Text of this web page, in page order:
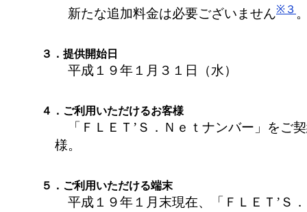
新たな追加料金は必要ございません※３
３．提供開始日
平成１９年１月３１日（水）
４．ご利用いただけるお客様
「ＦＬＥＴ’Ｓ．Ｎｅｔナンバー」をご
様。
５．ご利用いただける端末
平成１９年１月末現在、「ＦＬＥＴ’Ｓ